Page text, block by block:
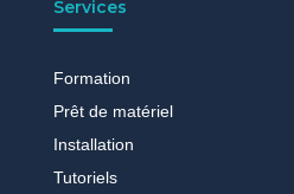
Services
Formation
Prêt de matériel
Installation
Tutoriels